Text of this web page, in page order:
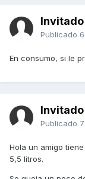
Invitado
Publicado
En consumo, si le
Publicado
Hola un amigo
5,5 litros.